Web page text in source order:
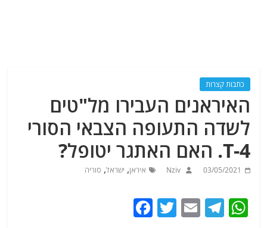
כתבות קצרות
האיראנים העבירו מל"טים
לשדה התעופה הצבאי הסורי
T-4. האם האתגר יטופל?
03/05/2021
Nziv איראן, ישראל, סוריה
W
T
E
T